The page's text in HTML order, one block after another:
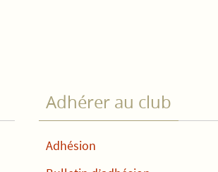
Adhérer au club
Adhésion